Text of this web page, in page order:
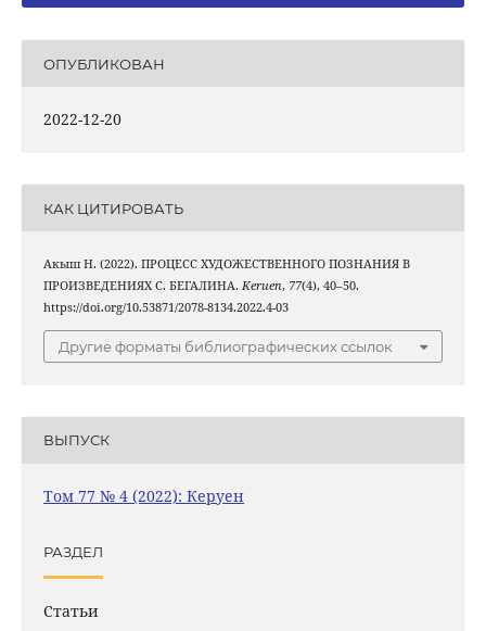
ОПУБЛИКОВАН
2022-12-20
КАК ЦИТИРОВАТЬ
Aкыш Н. (2022). ПРОЦЕСС ХУДОЖЕСТВЕННОГО ПОЗНАНИЯ В
ПРОИЗВЕДЕНИЯХ С. БЕГАЛИНА. Keruen, 77(4), 40–50.
https://doi.org/10.53871/2078-8134.2022.4-03
Другие форматы библиографических ссылок
ВЫПУСК
Том 77 № 4 (2022): Керуен
РАЗДЕЛ
Статьи